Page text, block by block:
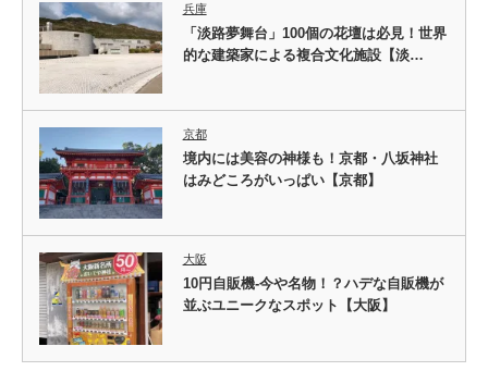
兵庫
「淡路夢舞台」100個の花壇は必見！世界
的な建築家による複合文化施設【淡…
京都
境内には美容の神様も！京都・八坂神社
はみどころがいっぱい【京都】
大阪
10円自販機-今や名物！？ハデな自販機が
並ぶユニークなスポット【大阪】